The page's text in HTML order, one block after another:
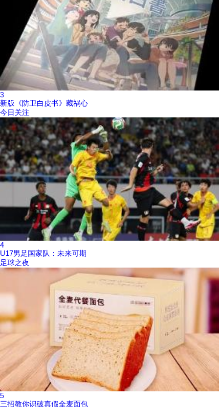
3
新版《防卫白皮书》藏祸心
今日关注
4
U17男足国家队：未来可期
足球之夜
5
三招教你识破真假全麦面包